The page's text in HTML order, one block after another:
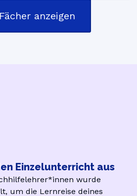
anzeigen
Einzelunterricht aus
wurde
um die Lernreise deines